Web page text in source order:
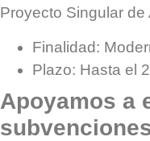
Proyecto Singular de
Finalidad:
Plazo: Hasta el
Apoyamos a